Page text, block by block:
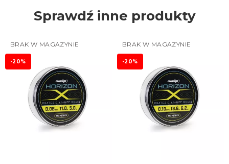
Sprawdź inne produkty
BRAK W MAGAZYNIE
-20%
BRAK W MAGAZYNIE
-20%